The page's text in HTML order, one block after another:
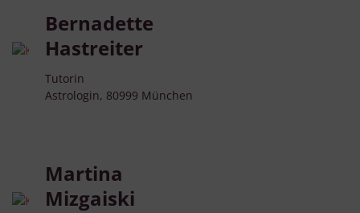
Bernadette
Hastreiter
Tutorin
Astrologin, 80999 München
Martina
Mizgaiski